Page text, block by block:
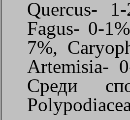
Quercus-
Fagus- 0-
7%,
Artemisia-
Среди